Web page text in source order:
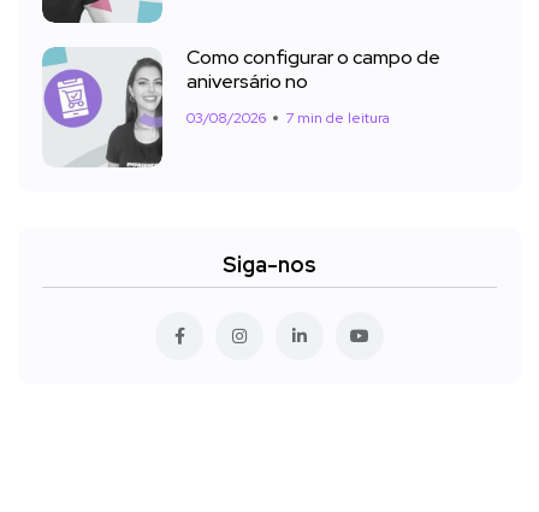
Como configurar o campo de
aniversário no
03/08/2026 7 min de leitura
Siga-nos